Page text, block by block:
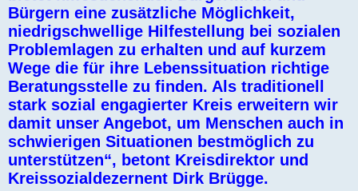
Bürgern eine zusätzliche Möglichkeit,
niedrigschwellige Hilfestellung bei sozialen
Problemlagen zu erhalten und auf kurzem
Wege die für ihre Lebenssituation richtige
Beratungsstelle zu finden. Als traditionell
stark sozial engagierter Kreis erweitern wir
damit unser Angebot, um Menschen auch in
schwierigen Situationen bestmöglich zu
unterstützen“, betont Kreisdirektor und
Kreissozialdezernent Dirk Brügge.